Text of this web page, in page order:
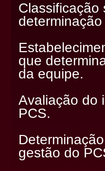
Classificação
que
da equipe.
Avaliação do
PCS.
gestão do